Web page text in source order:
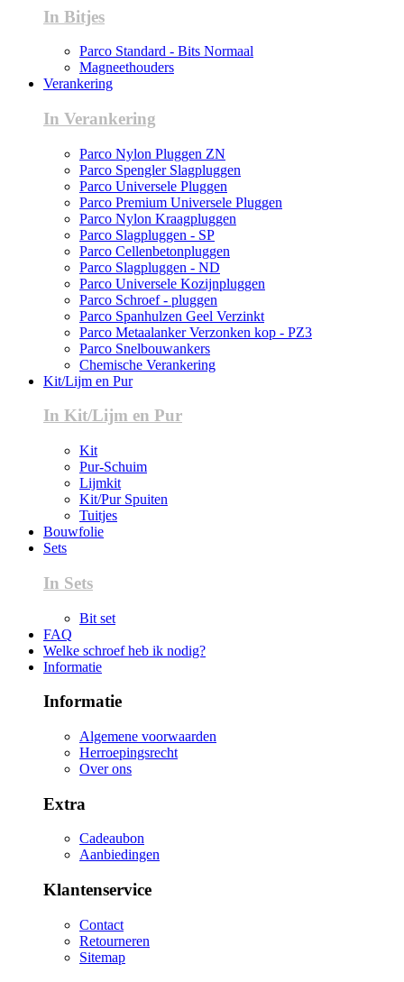
In Bitjes
Parco Standard - Bits Normaal
Magneethouders
Verankering
In Verankering
Parco Nylon Pluggen ZN
Parco Spengler Slagpluggen
Parco Universele Pluggen
Parco Premium Universele Pluggen
Parco Nylon Kraagpluggen
Parco Slagpluggen - SP
Parco Cellenbetonpluggen
Parco Slagpluggen - ND
Parco Universele Kozijnpluggen
Parco Schroef - pluggen
Parco Spanhulzen Geel Verzinkt
Parco Metaalanker Verzonken kop - PZ3
Parco Snelbouwankers
Chemische Verankering
Kit/Lijm en Pur
In Kit/Lijm en Pur
Kit
Pur-Schuim
Lijmkit
Kit/Pur Spuiten
Tuitjes
Bouwfolie
Sets
In Sets
Bit set
FAQ
Welke schroef heb ik nodig?
Informatie
Informatie
Algemene voorwaarden
Herroepingsrecht
Over ons
Extra
Cadeaubon
Aanbiedingen
Klantenservice
Contact
Retourneren
Sitemap